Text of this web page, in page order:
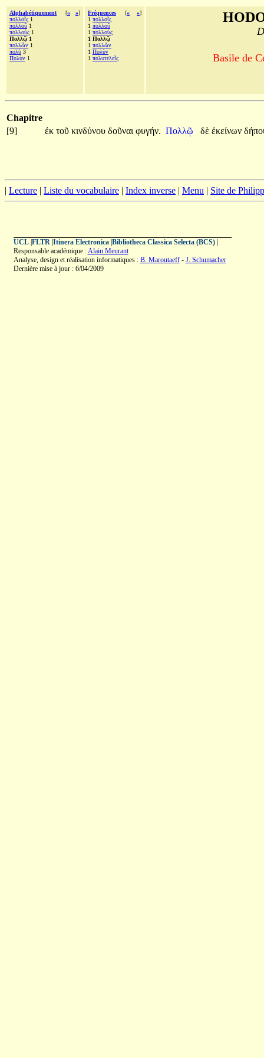
Alphabétiquement [« »]
πολλοῖς 1
πολλοῦ 1
πολλοὺς 1
Πολλῷ 1
πολλῶν 1
πολὺ 3
Πολὺν 1
Fréquences [« »]
1 πολλοῖς
1 πολλοῦ
1 πολλοὺς
1 Πολλῷ
1 πολλῶν
1 Πολὺν
1 πολυτελεῖς Basile de
Chapitre
[9]
ἐκ τοῦ κινδύνου δοῦναι φυγήν. Πολλῷ δὲ ἐκείνων
| Lecture | Liste du vocabulaire | Index inverse | Menu | Site de
UCL| FLTR| Itinera Electronica| Bibliotheca Classica Selecta (BCS)|
Responsable académique :Alain Meurant
Analyse, design et réalisation informatiques : B. Maroutaeff- J. Schumacher
Dernière mise à jour : 6/04/2009